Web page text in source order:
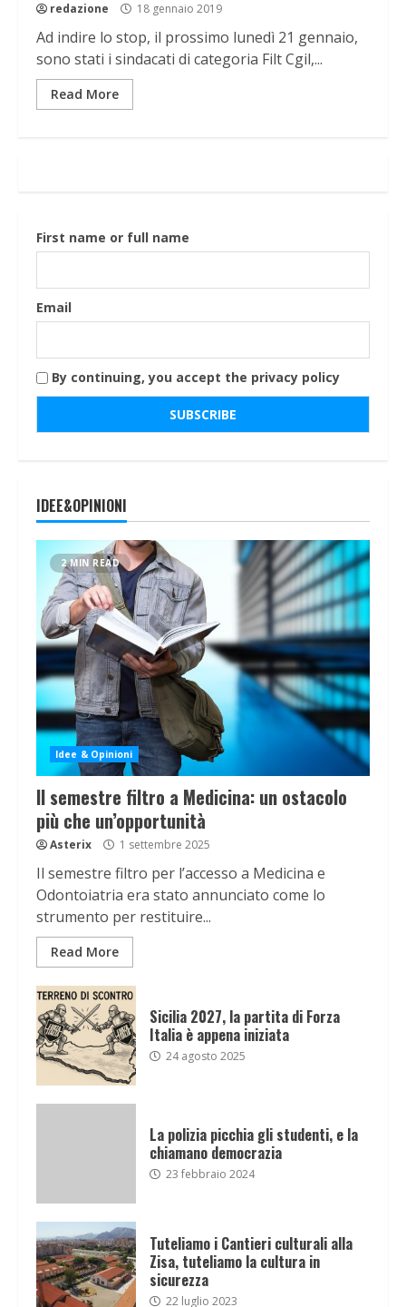
redazione 18 gennaio 2019
Ad indire lo stop, il prossimo lunedì 21 gennaio,
sono stati i sindacati di categoria Filt Cgil,...
Read More
First name or full name
Email
By continuing, you accept the privacy policy
IDEE&OPINIONI
2 MIN READ
Idee & Opinioni
Il semestre filtro a Medicina: un ostacolo
più che un’opportunità
Asterix 1 settembre 2025
Il semestre filtro per l’accesso a Medicina e
Odontoiatria era stato annunciato come lo
strumento per restituire...
Read More
Sicilia 2027, la partita di Forza
Italia è appena iniziata
24 agosto 2025
La polizia picchia gli studenti, e la
chiamano democrazia
23 febbraio 2024
Tuteliamo i Cantieri culturali alla
Zisa, tuteliamo la cultura in
sicurezza
22 luglio 2023